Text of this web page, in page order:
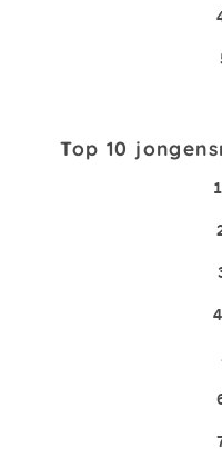
Top 10
1
4